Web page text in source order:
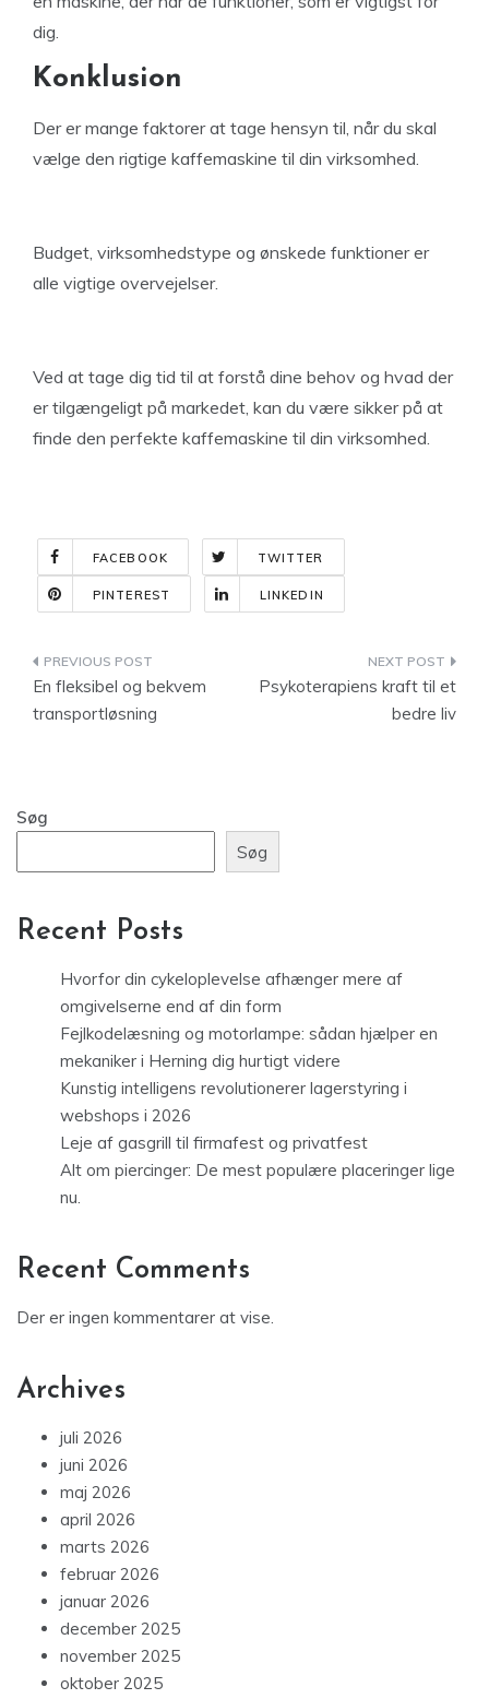
dig.
Konklusion
Der er mange faktorer at tage hensyn til, når du skal
vælge den rigtige kaffemaskine til din virksomhed.
Budget, virksomhedstype og ønskede funktioner er
alle vigtige overvejelser.
Ved at tage dig tid til at forstå dine behov og hvad der
er tilgængeligt på markedet, kan du være sikker på at
finde den perfekte kaffemaskine til din virksomhed.
FACEBOOK TWITTER
PINTEREST LINKEDIN
Indlægsnavigation
En fleksibel og bekvem
transportløsning
Psykoterapiens kraft til et
bedre liv
Søg
Søg
Recent Posts
Hvorfor din cykeloplevelse afhænger mere af
omgivelserne end af din form
Fejlkodelæsning og motorlampe: sådan hjælper en
mekaniker i Herning dig hurtigt videre
Kunstig intelligens revolutionerer lagerstyring i
webshops i 2026
Leje af gasgrill til firmafest og privatfest
Alt om piercinger: De mest populære placeringer lige
nu.
Recent Comments
Der er ingen kommentarer at vise.
Archives
juli 2026
juni 2026
maj 2026
april 2026
marts 2026
februar 2026
januar 2026
december 2025
november 2025
oktober 2025